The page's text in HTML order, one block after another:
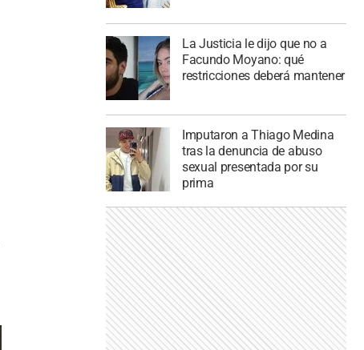
La Justicia le dijo que no a
Facundo Moyano: qué
restricciones deberá mantener
Imputaron a Thiago Medina
tras la denuncia de abuso
sexual presentada por su
prima